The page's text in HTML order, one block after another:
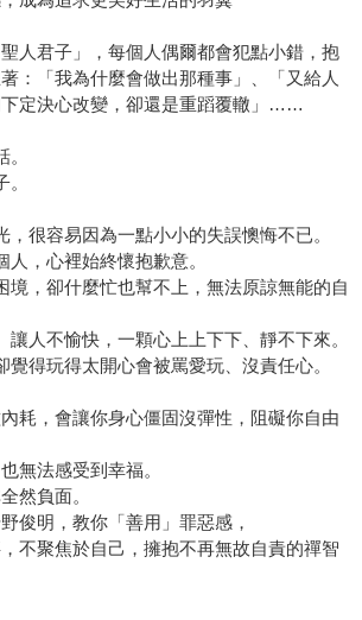
人君子」，每個人偶爾都會犯點小錯，抱
：「我為什麼會做出那種事」、「又給人
定決心改變，卻還是重蹈覆轍」……
，很容易因為一點小小的失誤懊悔不已。
人，心裡始終懷抱歉意。
境，卻什麼忙也幫不上，無法原諒無能的自
讓人不愉快，一顆心上上下下、靜不下來。
覺得玩得太開心會被罵愛玩、沒責任心。
耗，會讓你身心僵固沒彈性，阻礙你自由
無法感受到幸福。
然負面。
俊明，教你「善用」罪惡感，
不聚焦於自己，擁抱不再無故自責的禪智